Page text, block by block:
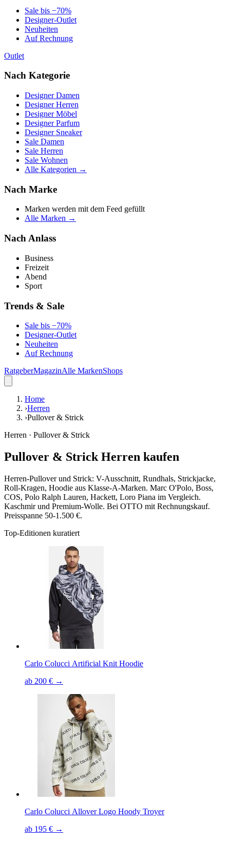
Sale bis −70%
Designer-Outlet
Neuheiten
Auf Rechnung
Outlet
Nach Kategorie
Designer Damen
Designer Herren
Designer Möbel
Designer Parfum
Designer Sneaker
Sale Damen
Sale Herren
Sale Wohnen
Alle Kategorien →
Nach Marke
Marken werden mit dem Feed gefüllt
Alle Marken →
Nach Anlass
Business
Freizeit
Abend
Sport
Trends & Sale
Sale bis −70%
Designer-Outlet
Neuheiten
Auf Rechnung
RatgeberMagazinAlle MarkenShops
Home
›Herren
›Pullover & Strick
Herren · Pullover & Strick
Pullover & Strick Herren kaufen
Herren-Pullover und Strick: V-Ausschnitt, Rundhals, Strickjacke,
Roll-Kragen, Hoodie aus Klasse-A-Marken. Marc O'Polo, Boss,
COS, Polo Ralph Lauren, Hackett, Loro Piana im Vergleich.
Kaschmir und Premium-Wolle. Bei OTTO mit Rechnungskauf.
Preisspanne 50-1.500 €.
Top-Editionen kuratiert
Carlo Colucci Artificial Knit Hoodie
ab 200 € →
Carlo Colucci Allover Logo Hoody Troyer
ab 195 € →